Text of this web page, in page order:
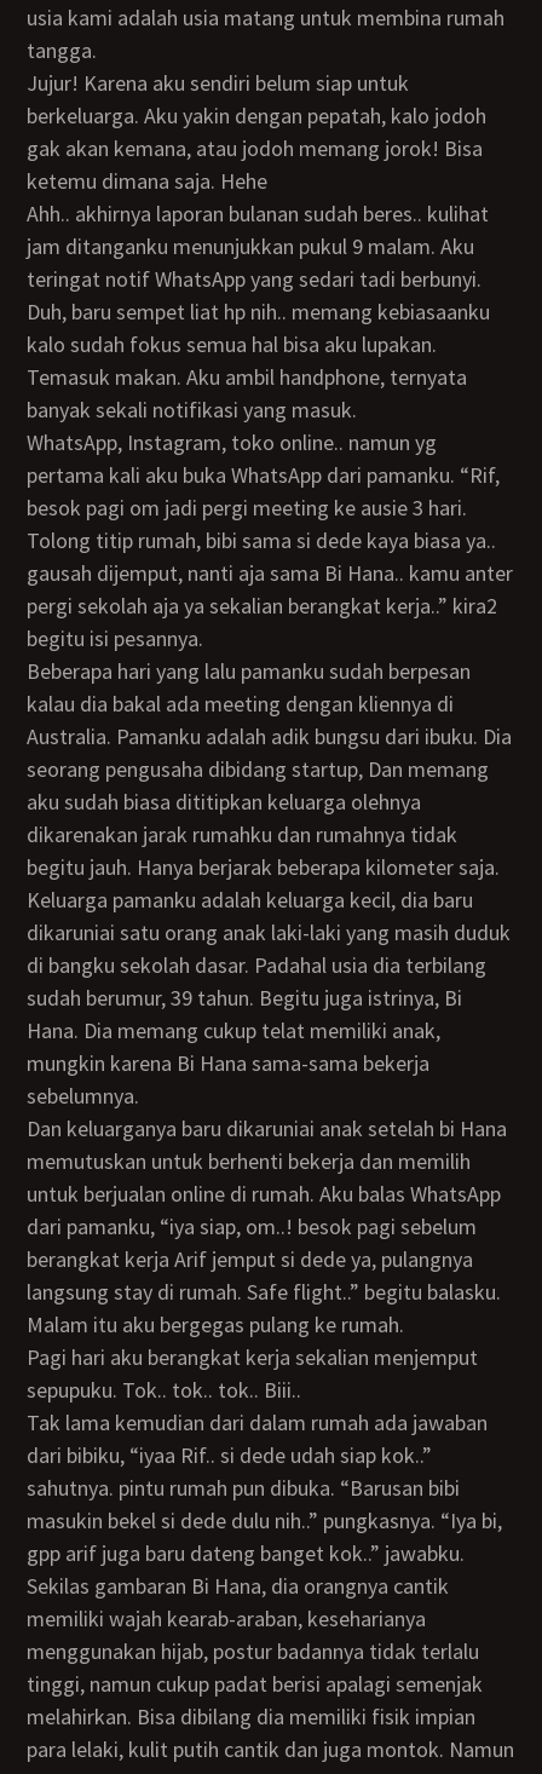
usia kami adalah usia matang untuk membina rumah
tangga.
Jujur! Karena aku sendiri belum siap untuk
berkeluarga. Aku yakin dengan pepatah, kalo jodoh
gak akan kemana, atau jodoh memang jorok! Bisa
ketemu dimana saja. Hehe
Ahh.. akhirnya laporan bulanan sudah beres.. kulihat
jam ditanganku menunjukkan pukul 9 malam. Aku
teringat notif WhatsApp yang sedari tadi berbunyi.
Duh, baru sempet liat hp nih.. memang kebiasaanku
kalo sudah fokus semua hal bisa aku lupakan.
Temasuk makan. Aku ambil handphone, ternyata
banyak sekali notifikasi yang masuk.
WhatsApp, Instagram, toko online.. namun yg
pertama kali aku buka WhatsApp dari pamanku. “Rif,
besok pagi om jadi pergi meeting ke ausie 3 hari.
Tolong titip rumah, bibi sama si dede kaya biasa ya..
gausah dijemput, nanti aja sama Bi Hana.. kamu anter
pergi sekolah aja ya sekalian berangkat kerja..” kira2
begitu isi pesannya.
Beberapa hari yang lalu pamanku sudah berpesan
kalau dia bakal ada meeting dengan kliennya di
Australia. Pamanku adalah adik bungsu dari ibuku. Dia
seorang pengusaha dibidang startup, Dan memang
aku sudah biasa dititipkan keluarga olehnya
dikarenakan jarak rumahku dan rumahnya tidak
begitu jauh. Hanya berjarak beberapa kilometer saja.
Keluarga pamanku adalah keluarga kecil, dia baru
dikaruniai satu orang anak laki-laki yang masih duduk
di bangku sekolah dasar. Padahal usia dia terbilang
sudah berumur, 39 tahun. Begitu juga istrinya, Bi
Hana. Dia memang cukup telat memiliki anak,
mungkin karena Bi Hana sama-sama bekerja
sebelumnya.
Dan keluarganya baru dikaruniai anak setelah bi Hana
memutuskan untuk berhenti bekerja dan memilih
untuk berjualan online di rumah. Aku balas WhatsApp
dari pamanku, “iya siap, om..! besok pagi sebelum
berangkat kerja Arif jemput si dede ya, pulangnya
langsung stay di rumah. Safe flight..” begitu balasku.
Malam itu aku bergegas pulang ke rumah.
Pagi hari aku berangkat kerja sekalian menjemput
sepupuku. Tok.. tok.. tok.. Biii..
Tak lama kemudian dari dalam rumah ada jawaban
dari bibiku, “iyaa Rif.. si dede udah siap kok..”
sahutnya. pintu rumah pun dibuka. “Barusan bibi
masukin bekel si dede dulu nih..” pungkasnya. “Iya bi,
gpp arif juga baru dateng banget kok..” jawabku.
Sekilas gambaran Bi Hana, dia orangnya cantik
memiliki wajah kearab-araban, keseharianya
menggunakan hijab, postur badannya tidak terlalu
tinggi, namun cukup padat berisi apalagi semenjak
melahirkan. Bisa dibilang dia memiliki fisik impian
para lelaki, kulit putih cantik dan juga montok. Namun